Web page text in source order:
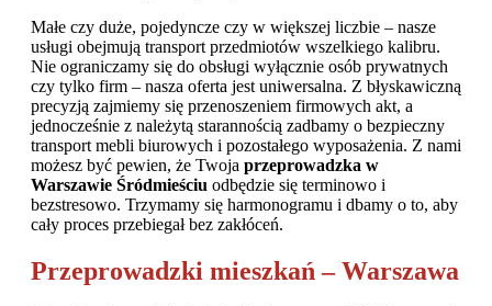
Małe czy duże, pojedyncze czy w większej liczbie – nasze
usługi obejmują transport przedmiotów wszelkiego kalibru.
Nie ograniczamy się do obsługi wyłącznie osób prywatnych
czy tylko firm – nasza oferta jest uniwersalna. Z błyskawiczną
precyzją zajmiemy się przenoszeniem firmowych akt, a
jednocześnie z należytą starannością zadbamy o bezpieczny
transport mebli biurowych i pozostałego wyposażenia. Z nami
możesz być pewien, że Twoja przeprowadzka w
Warszawie Śródmieściu odbędzie się terminowo i
bezstresowo. Trzymamy się harmonogramu i dbamy o to, aby
cały proces przebiegał bez zakłóceń.
Przeprowadzki mieszkań – Warszawa